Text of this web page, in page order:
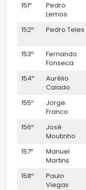
151º
Pedro
Lemos
152º Pedro Teles
153º
Fernando
Fonseca
154º
Aurélio
Calado
155º
Jorge
Franco
156º
José
Moutinho
157º
Manuel
Martins
158º
Paulo
Viegas